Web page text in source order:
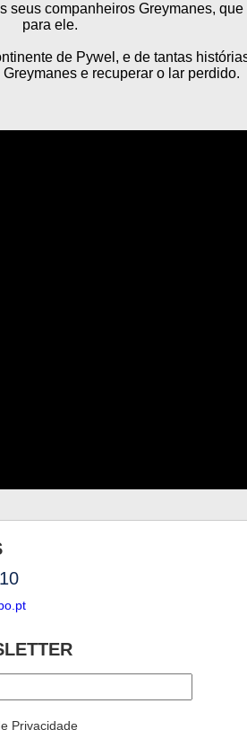
seus companheiros Greymanes,
para ele.
de Pywel, e de tantas
e recuperar o lar perdido.
Privacidade